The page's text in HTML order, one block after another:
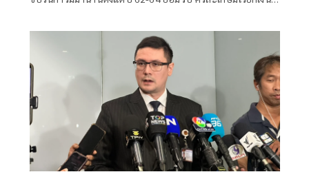
สาวให้ถึงผู้ได้รับผลประโยชน์แท้จริง เผย 'ภท.' เตรียมดันแก้
กฎหมายปิดช่องโหว่เอาผิดสอบทุจริตทุกหน่วยงาน